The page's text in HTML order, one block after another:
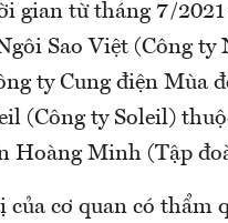
gian từ tháng 7/
Sao Việt (Công
ty Cung điện Mùa
(Công ty Soleil)
Hoàng Minh (Tập
của cơ quan có thẩm